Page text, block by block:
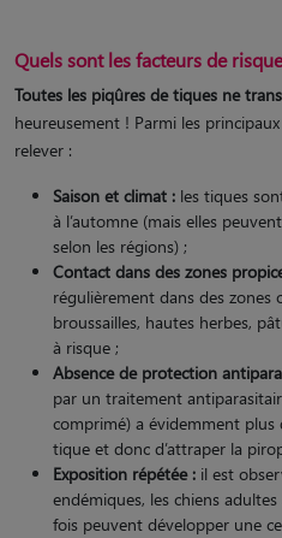
Quels sont les facteurs de
Toutes les piqûres de tiques ne
heureusement ! Parmi les
relever :
Saison et climat : les tiques
à l’automne (mais elles
selon les régions) ;
Contact dans des zones
régulièrement dans des zones
broussailles, hautes herbes,
à risque ;
Absence de protection
par un traitement
comprimé) a évidemment plus
tique et donc d’attraper la
Exposition répétée : il est
endémiques, les chiens
fois peuvent développer une